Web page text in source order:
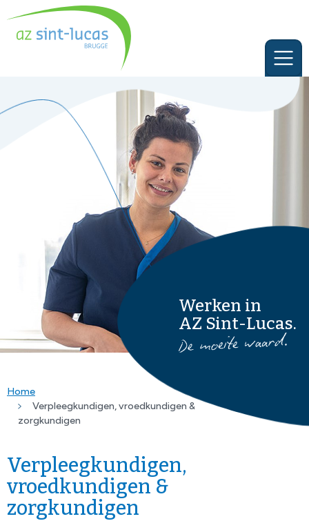
Werken in
AZ Sint-Lucas.
Home
Verpleegkundigen, vroedkundigen &
zorgkundigen
Verpleegkundigen,
vroedkundigen &
zorgkundigen